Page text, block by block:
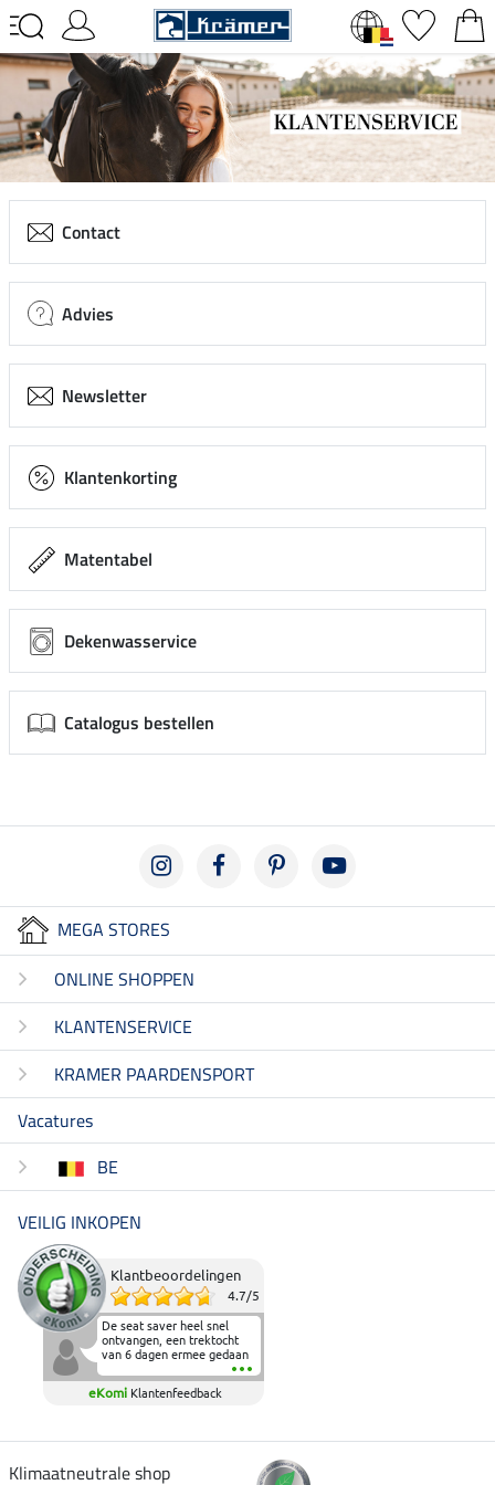
Contact
Advies
Newsletter
Klantenkorting
Matentabel
Dekenwasservice
Catalogus bestellen
MEGA STORES
ONLINE SHOPPEN
KLANTENSERVICE
KRAMER PAARDENSPORT
Vacatures
BE
VEILIG INKOPEN
Klantbeoordelingen
4.7/5
De seat saver heel snel
ontvangen, een trektocht
van 6 dagen ermee gedaan
en deze heeft de beproeving
fantastisch doorstaan.
Heerlijk zacht om op te
elkaar in het zadel.
eKomi Klantenfeedback
Klimaatneutrale shop